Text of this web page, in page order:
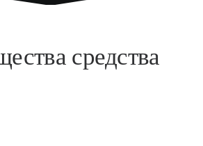
средства